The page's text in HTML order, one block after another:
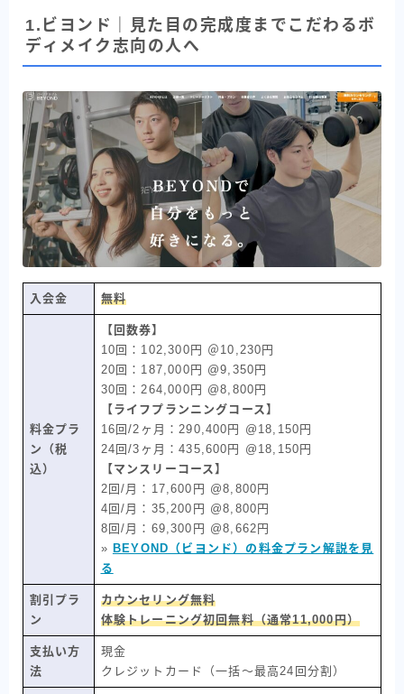
1.ビヨンド｜見た目の完成度までこだわるボ
ディメイク志向の人へ
入会金 無料
料金プラ
ン（税
込）
【回数券】
10回：102,300円 ＠10,230円
20回：187,000円 @9,350円
30回：264,000円 @8,800円
【ライフプランニングコース】
16回/2ヶ月：290,400円 @18,150円
24回/3ヶ月：435,600円 @18,150円
【マンスリーコース】
2回/月：17,600円 @8,800円
4回/月：35,200円 @8,800円
8回/月：69,300円 @8,662円
» BEYOND（ビヨンド）の料金プラン解説を見
る
割引プラ
ン
カウンセリング無料
体験トレーニング初回無料（通常11,000円）
支払い方
法
現金
クレジットカード（一括〜最高24回分割）